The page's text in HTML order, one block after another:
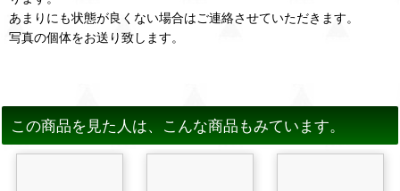
あまりにも状態が良くない場合はご連絡させていただきます。
写真の個体をお送り致します。
この商品を見た人は、こんな商品もみています。